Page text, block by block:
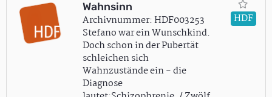
Wahnsinn
Archivnummer: HDF003253
Stefano war ein Wunschkind.
Doch schon in der Pubertät
schleichen sich
Wahnzustände ein - die
Diagnose
HDF